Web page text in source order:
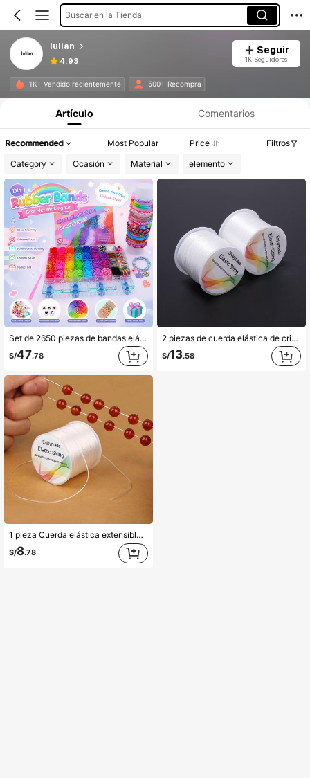
Buscar en la Tienda
lulian
4.93
Seguir
1K Seguidores
1K+ Vendido recientemente 500+ Recompra
Artículo Comentarios
Recommended Most Popular Price
Filtros
Category
Ocasión Material elemento
Set de 2650 piezas de bandas elásticas de silicona arcoíris hechas a mano, diseño para hacer pulseras DIY, incluye dijes con letras, regalo creativo para adolescentes
S/47.78
1 pieza Cuerda elástica extensible, cuerda de cristal para hacer pulseras, collares y joyería artesanal
S/8.78
2 piezas de cuerda elástica de cristal extensible para hacer pulseras, collares y joyas
S/13.58